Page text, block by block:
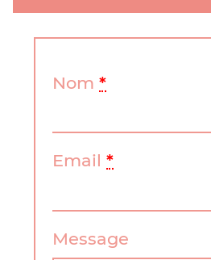
Nom*
Email*
Message